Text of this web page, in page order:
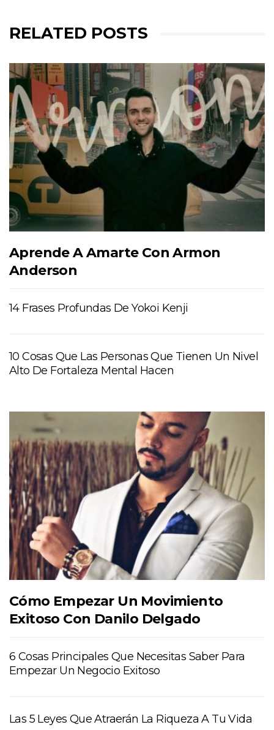
RELATED POSTS
Aprende A Amarte Con Armon
Anderson
14 Frases Profundas De Yokoi Kenji
10 Cosas Que Las Personas Que Tienen Un Nivel
Alto De Fortaleza Mental Hacen
Cómo Empezar Un Movimiento
Exitoso Con Danilo Delgado
6 Cosas Principales Que Necesitas Saber Para
Empezar Un Negocio Exitoso
Las 5 Leyes Que Atraerán La Riqueza A Tu Vida